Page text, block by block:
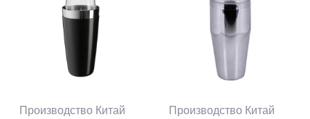
Производство Китай
Производство Китай